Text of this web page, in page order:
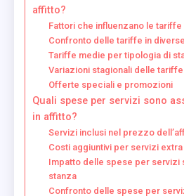
affitto?
Fattori che influenzano le tariffe
Confronto delle tariffe in
Tariffe medie per tipologia di
Variazioni stagionali delle tariffe
Offerte speciali e promozioni
Quali spese per servizi sono
in affitto?
Servizi inclusi nel prezzo
Costi aggiuntivi per servizi extra
Impatto delle spese per servizi
stanza
Confronto delle spese per